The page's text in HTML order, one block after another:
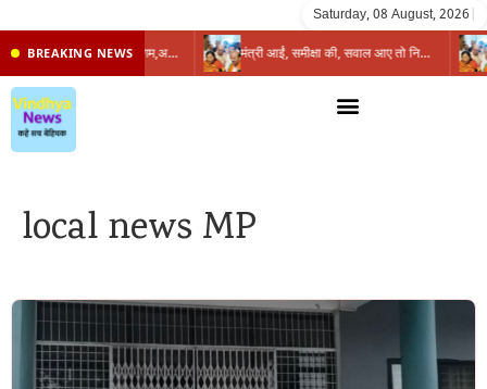
Saturday, 08 August, 2026
BREAKING NEWS प्रभारी मंत्री के निशाने पर नगर निगम,अफसरों को 10 दिन का अल्टीमेटम,नहीं होगी कार्रवाई, महापौर-आयुक्त के बीच सौहार्दहीनता पर मंत्री ने उठाए सवाल मंत्री आईं, समीक्षा की, सवाल आए तो निकल गईं – खाली जयंत चौंकीं पर नहीं दिया जवाब
local news MP